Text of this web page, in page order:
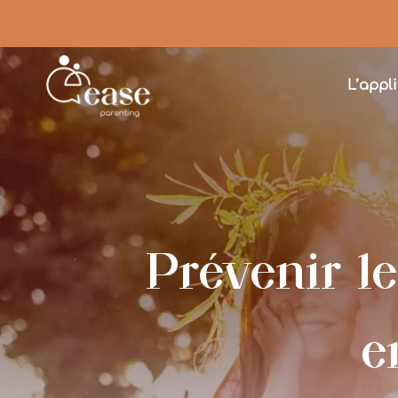
Prévenir